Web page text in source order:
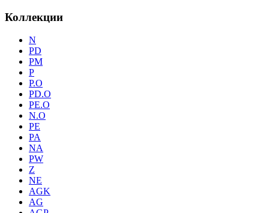
Коллекции
N
PD
PM
P
P.O
PD.O
PE.O
N.O
PE
PA
NA
PW
Z
NE
AGK
AG